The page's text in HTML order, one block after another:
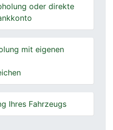
oder direkte
mit eigenen
Ihres Fahrzeugs